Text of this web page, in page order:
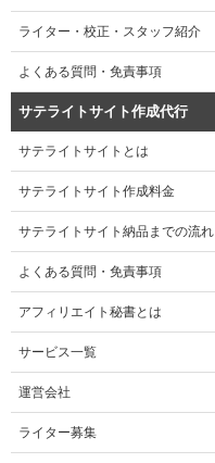
ライター・校正・スタッフ紹介
よくある質問・免責事項
サテライトサイト作成代行
サテライトサイトとは
サテライトサイト作成料金
サテライトサイト納品までの流れ
よくある質問・免責事項
アフィリエイト秘書とは
サービス一覧
運営会社
ライター募集